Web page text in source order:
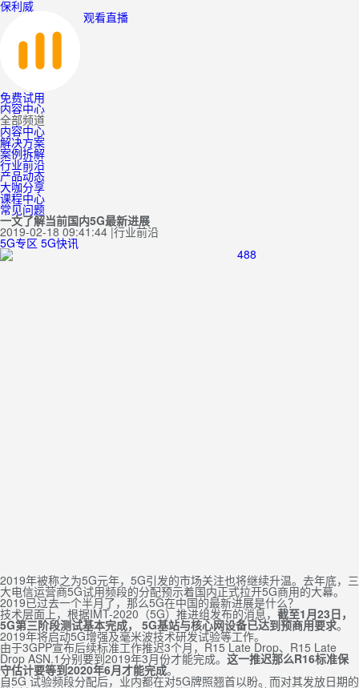
保利威
观看直播
免费试用
内容中心
全部频道
内容中心
解决方案
案例拆解
行业前沿
产品动态
大咖分享
课程中心
常见问题
一文了解当前国内5G最新进展
2019-02-18 09:41:44 |行业前沿
5G专区 5G快讯
2019年被称之为5G元年，5G引发的市场关注也将继续升温。去年底，三
大电信运营商5G试用频段的分配预示着国内正式拉开5G商用的大幕。
2019已过去一个半月了，那么5G在中国的最新进展是什么？
技术层面上，根据IMT-2020（5G）推进组发布的消息， 截至1月23日，
5G第三阶段测试基本完成， 5G基站与核心网设备已达到预商用要求。
2019年将启动5G增强及毫米波技术研发试验等工作。
由于3GPP宣布后续标准工作推迟3个月，R15 Late Drop、R15 Late
Drop ASN.1分别要到2019年3月份才能完成。 这一推迟那么R16标准保
守估计要等到2020年6月才能完成。
自5G 试验频段分配后，业内都在对5G牌照翘首以盼。而对其发放日期的